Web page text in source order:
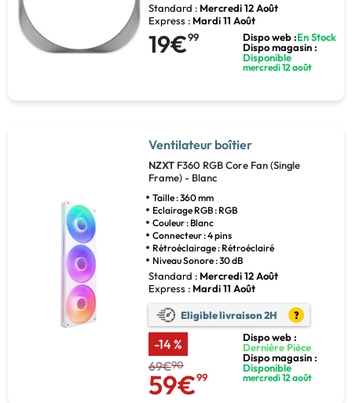
Standard : Mercredi 12 Août
Express : Mardi 11 Août
19€99 Dispo web :En Stock
Dispo magasin :
Disponible
mercredi 12 août
Ventilateur boîtier
NZXT F360 RGB Core Fan (Single
Frame) - Blanc
Taille : 360 mm
Eclairage RGB : RGB
Couleur : Blanc
Connecteur : 4 pins
Rétroéclairage : Rétroéclairé
Niveau Sonore : 30 dB
Standard : Mercredi 12 Août
Express : Mardi 11 Août
Eligible livraison 2H ?
-14 %
69€90
59€99
Dispo web :
Dernière Pièce
Dispo magasin :
Disponible
mercredi 12 août